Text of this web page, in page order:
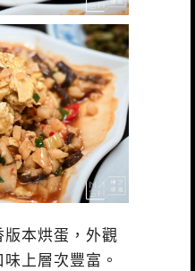
本烘蛋，外觀
上層次豐富。